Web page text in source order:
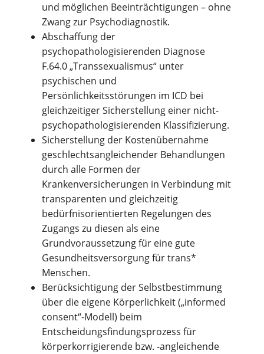
und möglichen Beeinträchtigungen – ohne
Zwang zur Psychodiagnostik.
Abschaffung der
psychopathologisierenden Diagnose
F.64.0 „Transsexualismus“ unter
psychischen und
Persönlichkeitsstörungen im ICD bei
gleichzeitiger Sicherstellung einer nicht-
psychopathologisierenden Klassifizierung.
Sicherstellung der Kostenübernahme
geschlechtsangleichender Behandlungen
durch alle Formen der
Krankenversicherungen in Verbindung mit
transparenten und gleichzeitig
bedürfnisorientierten Regelungen des
Zugangs zu diesen als eine
Grundvoraussetzung für eine gute
Gesundheitsversorgung für trans*
Menschen.
Berücksichtigung der Selbstbestimmung
über die eigene Körperlichkeit („informed
consent“-Modell) beim
Entscheidungsfindungsprozess für
körperkorrigierende bzw. -angleichende